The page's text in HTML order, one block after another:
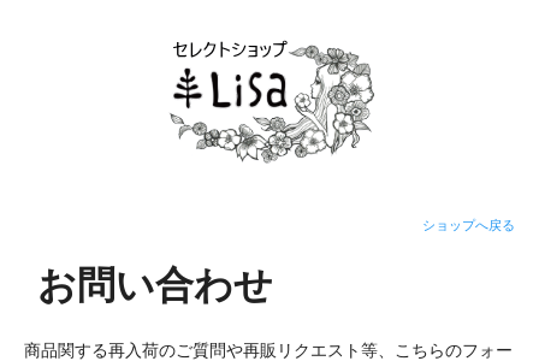
ショップへ戻る
お問い合わせ
商品関する再入荷のご質問や再販リクエスト等、こちらのフォー